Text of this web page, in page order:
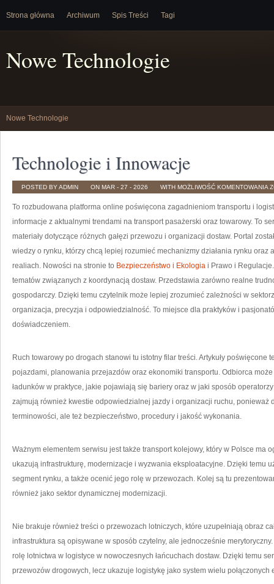
Strona główna Archiwum Spis Treści Tagi
Nowe Technologie
Nowe Technologie
Technologie i Innowacje
POSTED BY ADMIN ON MAR - 27 - 2026 WITH MOŻLIWOŚĆ KOMENTOWANIA
I
To rozbudowana platforma online poświęcona zagadnieniom transportu i
informacje z aktualnymi trendami na transport pasażerski oraz towarowy. To
materiały dotyczące różnych gałęzi przewozu i organizacji dostaw. Portal
wiedzy o rynku, którzy chcą lepiej rozumieć mechanizmy działania rynku
realiach. Nowości na stronie to Bezpieczeństwo i Ekologia i Prawo i
tematów związanych z koordynacją dostaw. Przedstawia zarówno realne
gospodarczy. Dzięki temu czytelnik może lepiej zrozumieć zależności w
organizacja, precyzja i odpowiedzialność. To miejsce dla praktyków i
doświadczeniem.
Ruch towarowy po drogach stanowi tu istotny filar treści. Artykuły
pojazdami, planowania przejazdów oraz ekonomiki transportu. Odbiorca
ładunków w praktyce, jakie pojawiają się bariery oraz w jaki sposób
zajmują również kwestie odpowiedzialnej jazdy i organizacji ruchu, ponieważ
terminowości, ale też bezpieczeństwo, procedury i jakość wykonania.
Ważnym elementem serwisu jest także transport kolejowy, który w Polsce ma
ukazują infrastrukturę, modernizacje i wyzwania eksploatacyjne. Dzięki temu
segment rynku, a także ocenić jego rolę w przewozach. Kolej są tu
również jako sektor dynamicznej modernizacji.
Nie brakuje również treści o przewozach lotniczych, które uzupełniają obraz
infrastruktura są opisywane w sposób czytelny, ale jednocześnie
rolę lotnictwa w logistyce w nowoczesnych łańcuchach dostaw. Dzięki temu
przewozów drogowych, lecz ukazuje logistykę jako system wielu połączonych